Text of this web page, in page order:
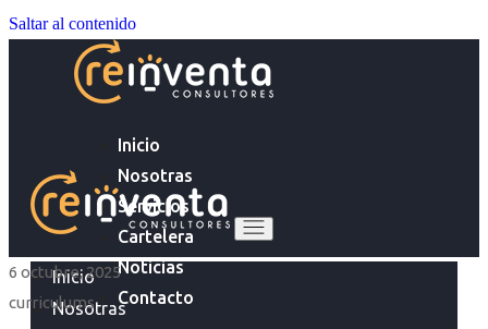
Saltar al contenido
Inicio
Nosotras
Servicios
Cartelera
Noticias
Contacto
Inicio
Nosotras
6 octubre, 2025
curriculums